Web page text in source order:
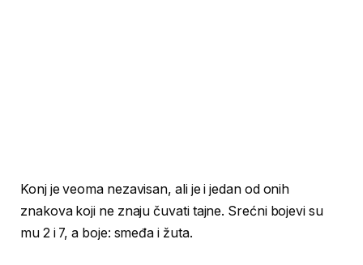
Konj je veoma nezavisan, ali je i jedan od onih
znakova koji ne znaju čuvati tajne. Srećni bojevi su
mu 2 i 7, a boje: smeđa i žuta.